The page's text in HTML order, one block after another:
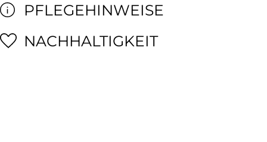
PFLEGEHINWEISE
NACHHALTIGKEIT